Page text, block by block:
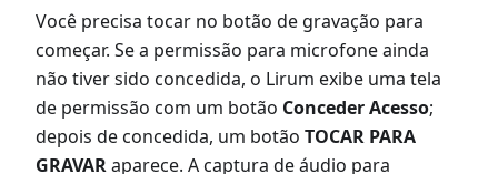
Você precisa tocar no botão de gravação para
começar. Se a permissão para microfone ainda
não tiver sido concedida, o Lirum exibe uma tela
de permissão com um botão Conceder Acesso;
depois de concedida, um botão TOCAR PARA
GRAVARaparece. A captura de áudio para